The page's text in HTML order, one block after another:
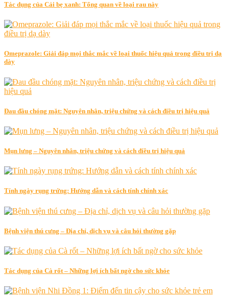
Tác dụng của Cải bẹ xanh: Tổng quan về loại rau này
Omeprazole: Giải đáp mọi thắc mắc về loại thuốc hiệu quả trong điều trị dạ
dày
Đau đầu chóng mặt: Nguyên nhân, triệu chứng và cách điều trị hiệu quả
Mụn lưng – Nguyên nhân, triệu chứng và cách điều trị hiệu quả
Tính ngày rụng trứng: Hướng dẫn và cách tính chính xác
Bệnh viện thú cưng – Địa chỉ, dịch vụ và câu hỏi thường gặp
Tác dụng của Cà rốt – Những lợi ích bất ngờ cho sức khỏe